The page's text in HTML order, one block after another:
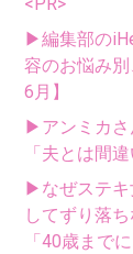
▶編集部の
容のお悩み
6月】
▶アンミカさ
「夫とは間
▶なぜステキ
してずり落
「40歳まで